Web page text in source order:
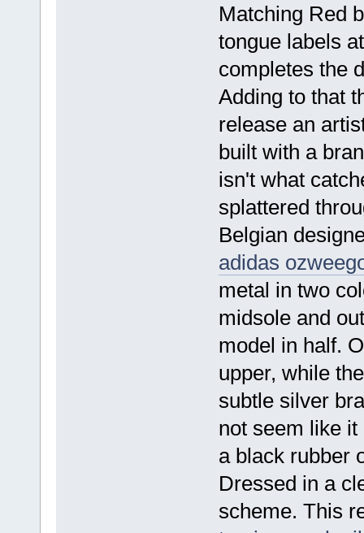
Matching Red
tongue labels
completes the
Adding to that
release an
built with a
isn't what
splattered
Belgian
adidas
metal in two
midsole and
model in half.
upper, while
subtle silver
not seem like
a black rubber
Dressed in a
scheme. This